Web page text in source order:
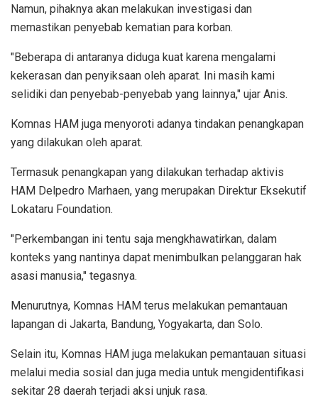
Namun, pihaknya akan melakukan investigasi dan
memastikan penyebab kematian para korban.
"Beberapa di antaranya diduga kuat karena mengalami
kekerasan dan penyiksaan oleh aparat. Ini masih kami
selidiki dan penyebab-penyebab yang lainnya," ujar Anis.
Komnas HAM juga menyoroti adanya tindakan penangkapan
yang dilakukan oleh aparat.
Termasuk penangkapan yang dilakukan terhadap aktivis
HAM Delpedro Marhaen, yang merupakan Direktur Eksekutif
Lokataru Foundation.
"Perkembangan ini tentu saja mengkhawatirkan, dalam
konteks yang nantinya dapat menimbulkan pelanggaran hak
asasi manusia," tegasnya.
Menurutnya, Komnas HAM terus melakukan pemantauan
lapangan di Jakarta, Bandung, Yogyakarta, dan Solo.
Selain itu, Komnas HAM juga melakukan pemantauan situasi
melalui media sosial dan juga media untuk mengidentifikasi
sekitar 28 daerah terjadi aksi unjuk rasa.